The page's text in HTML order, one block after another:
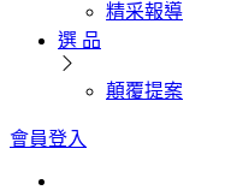
精采報導
選 品
顛覆提案
會員登入